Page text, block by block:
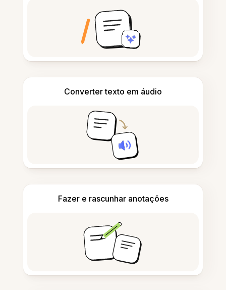
Converter texto em áudio
Fazer e rascunhar anotações